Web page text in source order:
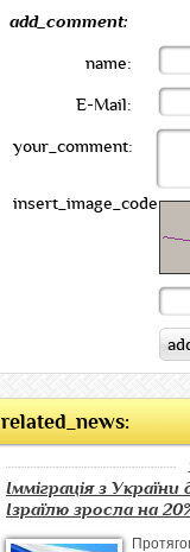
add_comment:
name:
E-Mail:
your_comment:
insert_image_code:
related_news:
Імміграція з України
Ізраїлю зросла на